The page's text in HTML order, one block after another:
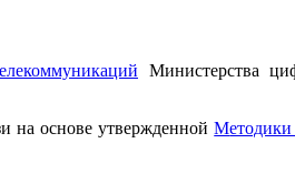
Министерства
на основе утвержденнойМ